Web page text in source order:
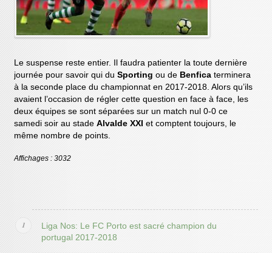
Le suspense reste entier. Il faudra patienter la toute dernière
journée pour savoir qui duSportingou de Benficaterminera
à la seconde place du championnat en 2017-2018. Alors qu’ils
avaient l’occasion de régler cette question en face à face, les
deux équipes se sont séparées sur un match nul 0-0 ce
samedi soir au stadeAlvalde XXI et comptent toujours, le
même nombre de points.
Affichages : 3032
Liga Nos: Le FC Porto est sacré champion du
portugal 2017-2018